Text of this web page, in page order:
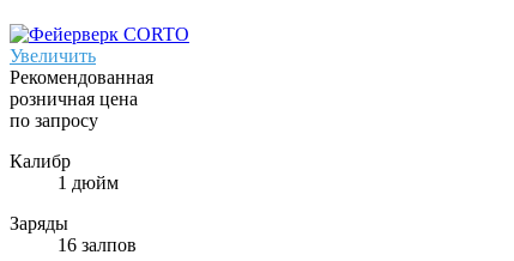
Увеличить
Рекомендованная
розничная цена
по запросу
Калибр
1 дюйм
Заряды
16 залпов